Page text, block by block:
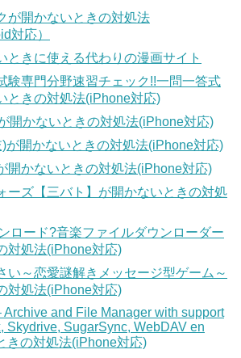
が開かないときの対処法
対応）
ときに使える代わりの漫画サイト
験専門分野速習チェック!!一問一答式
ときの対処法(iPhone対応)
開かないときの対処法(iPhone対応)
が開かないときの対処法(iPhone対応)
開かないときの対処法(iPhone対応)
ーズ【三バト】が開かないときの対処
ロード?音楽ファイルダウンローダー
対処法(iPhone対応)
い～恋愛謎解きメッセージ型ゲーム～
対処法(iPhone対応)
Archive and File Manager with support
Skydrive, SugarSync, WebDAV en
きの対処法(iPhone対応)